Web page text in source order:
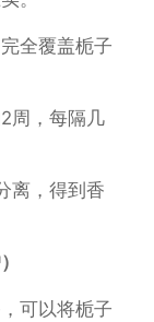
全覆盖栀子
周，每隔几
离，得到香
可以将栀子